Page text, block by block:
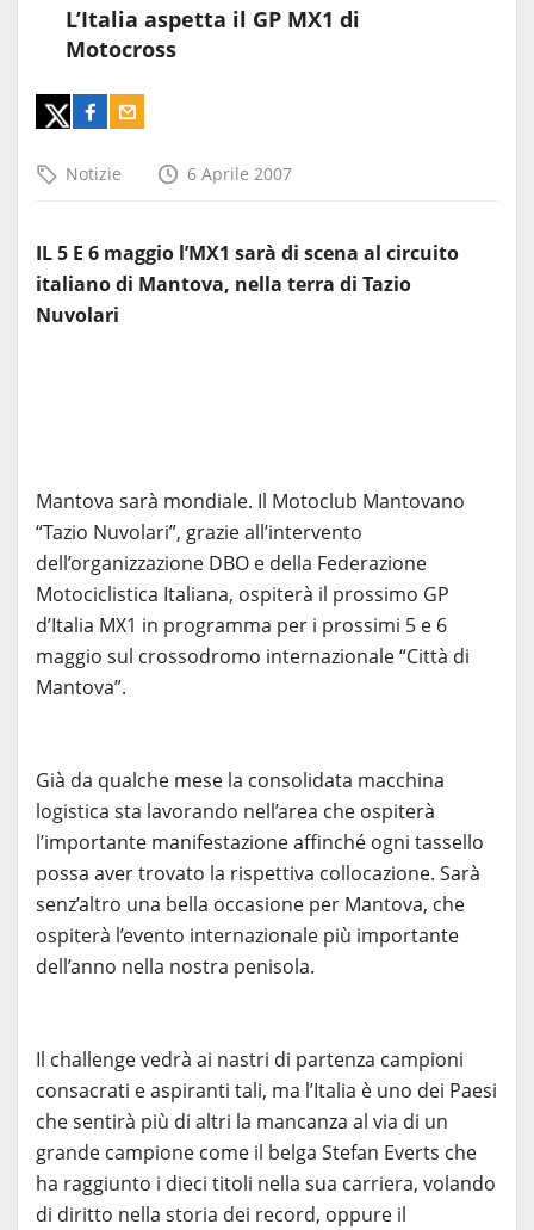
L’Italia aspetta il GP MX1 di
Motocross
Notizie 6 Aprile 2007
IL 5 E 6 maggio l’MX1 sarà di scena al circuito
italiano di Mantova, nella terra di Tazio
Nuvolari
Mantova sarà mondiale. Il Motoclub Mantovano
“Tazio Nuvolari”, grazie all’intervento
dell’organizzazione DBO e della Federazione
Motociclistica Italiana, ospiterà il prossimo GP
d’Italia MX1 in programma per i prossimi 5 e 6
maggio sul crossodromo internazionale “Città di
Mantova”.
Già da qualche mese la consolidata macchina
logistica sta lavorando nell’area che ospiterà
l’importante manifestazione affinché ogni tassello
possa aver trovato la rispettiva collocazione. Sarà
senz’altro una bella occasione per Mantova, che
ospiterà l’evento internazionale più importante
dell’anno nella nostra penisola.
Il challenge vedrà ai nastri di partenza campioni
consacrati e aspiranti tali, ma l’Italia è uno dei Paesi
che sentirà più di altri la mancanza al via di un
grande campione come il belga Stefan Everts che
ha raggiunto i dieci titoli nella sua carriera, volando
di diritto nella storia dei record, oppure il